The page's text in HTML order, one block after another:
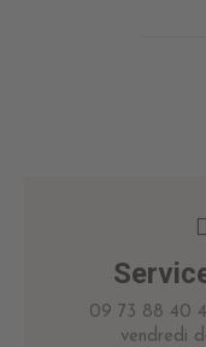
09 73 88 40
vendredi